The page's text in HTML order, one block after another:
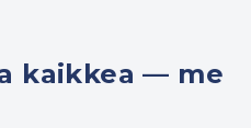
kaikkea — me